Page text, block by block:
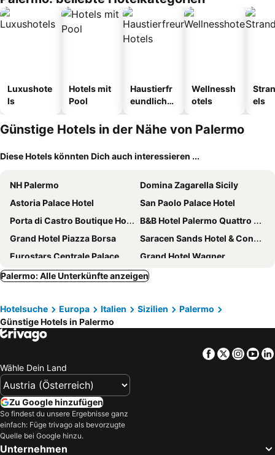
Luxushote
ls
Hotels mit
Pool
Haustierfr
eundliche
Wellnessh
otels
els
Günstige Hotels in der Nähe von Palermo
Diese Hotels könnten Dich auch interessieren ...
NH Palermo
Domina Zagarella Sicily
Astoria Palace Hotel
San Paolo Palace Hotel
Porta di Castro Boutique Hotel & SPA
B&B Hotel Palermo Quattro Canti
Grand Hotel Piazza Borsa
Saracen Sands Hotel & Congress Centre
Eurostars Centrale Palace
Grand Hotel Wagner
Splendid Hotel La Torre
President Hotel Palermo
Hotel Politeama
Palazzo Brunaccini
Rocco Forte Villa Igiea
Artemisia Palace Hotel
Hotel Bel 3
Grand Hotel et Des Palmes
Hotel Mediterraneo
Cristal Hotel Palermo
Best Western Hotel Principe di Lampedusa
Bellevue del Golfo Hotel & Spa
Hotel Federico II Central Palace
Federico Secondo B&B
Palermo: Alle Unterkünfte anzeigen
Hotelsuche Europa Italien Sizilien
Palermo
Günstige Hotels in Palermo
Facebook
Twitter
Wähle Dein Land
Zu Google hinzufügen
So findest du unsere Ergebnisse ganz
einfach: Füge trivago als bevorzugte
Quelle bei Google hinzu.
Unternehmen